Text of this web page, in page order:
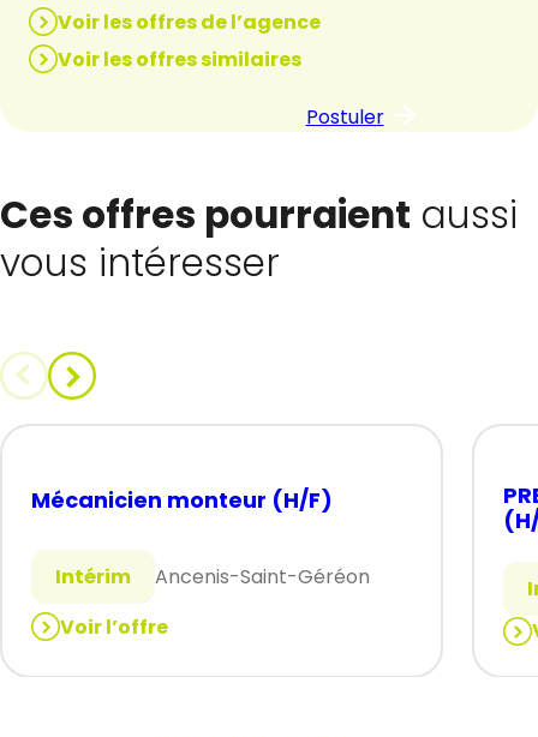
Voir les offres de l’agence
Voir les offres similaires
Postuler
Ces offres pourraient aussi
vous intéresser
Mécanicien monteur (H/F)
Intérim
Ancenis-Saint-Géréon
Voir l’offre
:
Mécanicien
: